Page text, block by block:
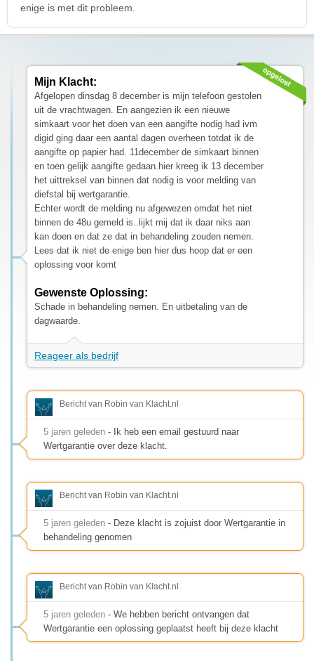
enige is met dit probleem.
Mijn Klacht:
Afgelopen dinsdag 8 december is mijn telefoon gestolen
uit de vrachtwagen. En aangezien ik een nieuwe
simkaart voor het doen van een aangifte nodig had ivm
digid ging daar een aantal dagen overheen totdat ik de
aangifte op papier had. 11december de simkaart binnen
en toen gelijk aangifte gedaan.hier kreeg ik 13 december
het uittreksel van binnen dat nodig is voor melding van
diefstal bij wertgarantie.
Echter wordt de melding nu afgewezen omdat het niet
binnen de 48u gemeld is..lijkt mij dat ik daar niks aan
kan doen en dat ze dat in behandeling zouden nemen.
Lees dat ik niet de enige ben hier dus hoop dat er een
oplossing voor komt
Gewenste Oplossing:
Schade in behandeling nemen. En uitbetaling van de
dagwaarde.
Reageer als bedrijf
Bericht van Robin van Klacht.nl
5 jaren geleden - Ik heb een email gestuurd naar
Wertgarantie over deze klacht.
Bericht van Robin van Klacht.nl
5 jaren geleden - Deze klacht is zojuist door Wertgarantie in
behandeling genomen
Bericht van Robin van Klacht.nl
5 jaren geleden - We hebben bericht ontvangen dat
Wertgarantie een oplossing geplaatst heeft bij deze klacht